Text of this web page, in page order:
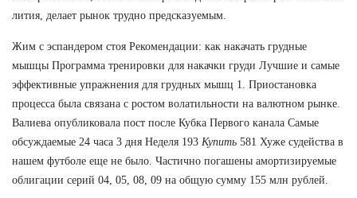
лития, делает рынок трудно предсказуемым.
Жим с эспандером стоя Рекомендации: как накачать грудные
мышцы Программа тренировки для накачки груди Лучшие и самые
эффективные упражнения для грудных мышц 1. Приостановка
процесса была связана с ростом волатильности на валютном рынке.
Валиева опубликовала пост после Кубка Первого канала Самые
обсуждаемые 24 часа 3 дня Неделя 193 Купить 581 Хуже судейства в
нашем футболе еще не было. Частично погашены амортизируемые
облигации серий 04, 05, 08, 09 на общую сумму 155 млн рублей.